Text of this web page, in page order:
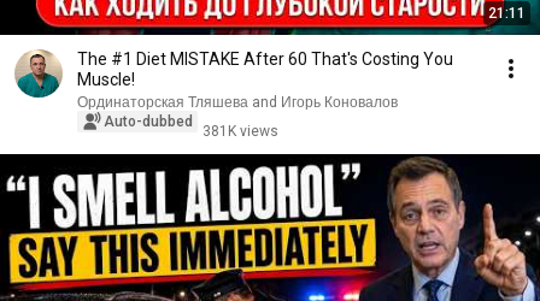
21:11
The #1 Diet MISTAKE After 60 That's Costing You
Muscle!
Ординаторская Тляшева and Игорь Коновалов
Auto-dubbed
381K views